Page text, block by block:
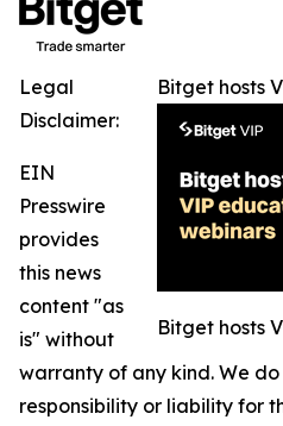
Bitget hosts
Bitget hosts
Legal
Disclaimer:
EIN
Presswire
provides
this news
content "as
is" without
warranty of any kind. We
responsibility or liability for